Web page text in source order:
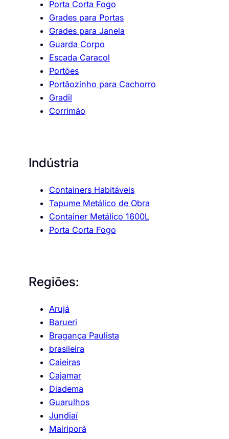
Porta Corta Fogo
Grades para Portas
Grades para Janela
Guarda Corpo
Escada Caracol
Portões
Portãozinho para Cachorro
Gradil
Corrimão
Indústria
Containers Habitáveis
Tapume Metálico de Obra
Container Metálico 1600L
Porta Corta Fogo
Regiões:
Arujá
Barueri
Bragança Paulista
brasileira
Caieiras
Cajamar
Diadema
Guarulhos
Jundiaí
Mairiporã